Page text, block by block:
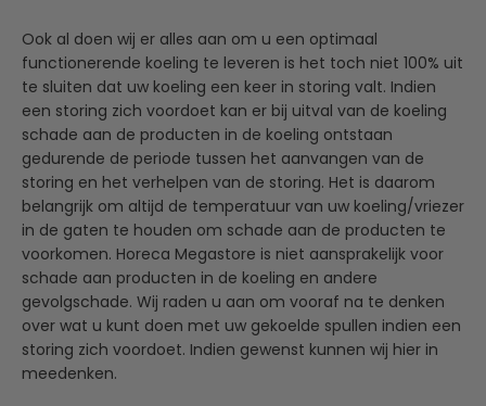
Ook al doen wij er alles aan om u een optimaal
functionerende koeling te leveren is het toch niet 100% uit
te sluiten dat uw koeling een keer in storing valt. Indien
een storing zich voordoet kan er bij uitval van de koeling
schade aan de producten in de koeling ontstaan
gedurende de periode tussen het aanvangen van de
storing en het verhelpen van de storing. Het is daarom
belangrijk om altijd de temperatuur van uw koeling/vriezer
in de gaten te houden om schade aan de producten te
voorkomen. Horeca Megastore is niet aansprakelijk voor
schade aan producten in de koeling en andere
gevolgschade. Wij raden u aan om vooraf na te denken
over wat u kunt doen met uw gekoelde spullen indien een
storing zich voordoet. Indien gewenst kunnen wij hier in
meedenken.